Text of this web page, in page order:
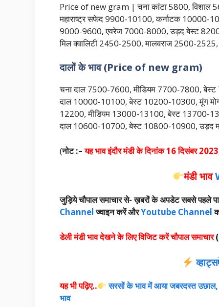
Price of new gram | चना कांटा 5800,
महाराष्ट्र सफेद 9900-10100, कर्नाटक 10000-
9000-9600, एवरेज 7000-8000, उड़द बेस्ट
मिल क्वालिटी 2450-2500, मालवराज 2500-
दालों के भाव (Price of new gram)
चना दाल 7500-7600, मीडियम 7700-7800,
दाल 10000-10100, बेस्ट 10200-10300, मूंग
12200, मीडियम 13000-13100, बेस्ट 13700-
दाल 10600-10700, बेस्ट 10800-10900, उड़द
(नोट :– यह भाव इंदौर मंडी के दिनांक 16 दिसंबर
मंडी भाव
जुड़िये चौपाल समाचार से-ख़बरों के अपडेट सबसे पहले
Channelज्वाइन करें औरYoutube Channel
डेली मंडी भाव देखने के लिए विजिट करें चौपाल समाचार(
यह भी पढ़िए..
सरसों के भाव में आया जबरदस्त
भाव